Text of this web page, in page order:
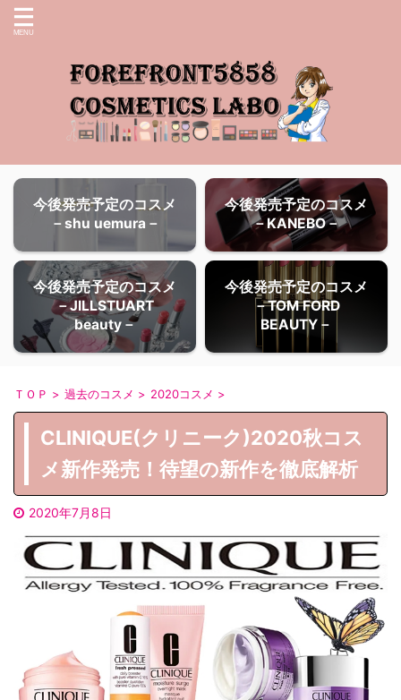
今後発売予定のコスメ
－shu uemura－
今後発売予定のコスメ
－KANEBO－
今後発売予定のコスメ
－JILLSTUART
beauty－
今後発売予定のコスメ
－TOM FORD
BEAUTY－
ＴＯＰ > 過去のコスメ > 2020コスメ >
CLINIQUE(クリニーク)2020秋コス
メ新作発売！待望の新作を徹底解析
2020年7月8日